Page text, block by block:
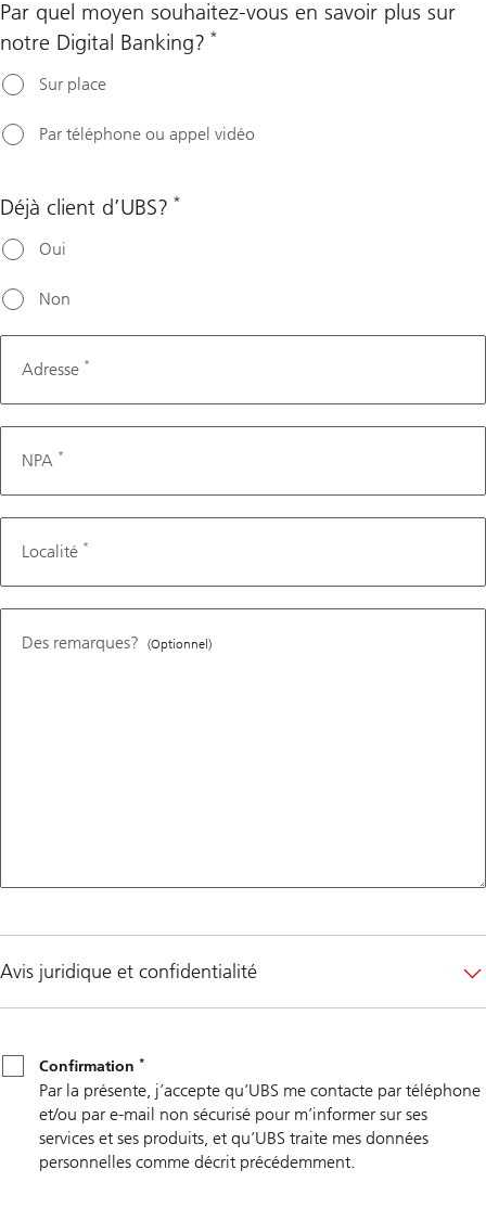
Par quel moyen souhaitez-vous en savoir plus sur
notre Digital Banking? *
Sur place
Par téléphone ou appel vidéo
Déjà client d’UBS? *
Oui
Non
Adresse *
NPA *
Localité *
Des remarques? (Optionnel)
Avis juridique et confidentialité
Confirmation
Confirmation *
Par la présente, j’accepte qu’UBS me contacte par téléphone
et/ou par e-mail non sécurisé pour m’informer sur ses
services et ses produits, et qu’UBS traite mes données
personnelles comme décrit précédemment.